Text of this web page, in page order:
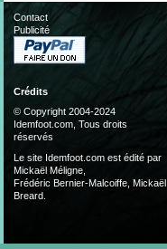
Contact
Publicité
Crédits
© Copyright 2004-2024
Idemfoot.com, Tous droits
réservés
Le site Idemfoot.com est édité par
Mickaël Méligne,
Frédéric Bernier-Malcoiffe, Mickaël
Breard.